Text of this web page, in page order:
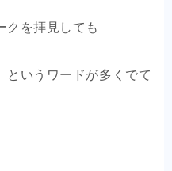
クを拝見しても
というワードが多くでて